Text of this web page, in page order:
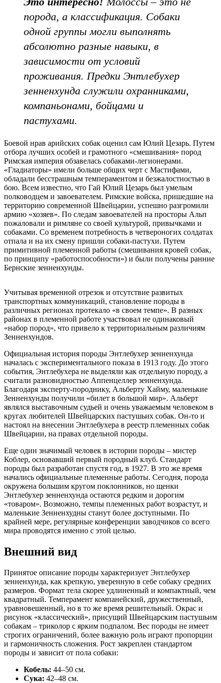
порода, а классификация. Собаки
одной группы могли выполнять
абсолютно разные навыки, в
зависимости от условий
проживания. Предки Энтлебухер
зенненхунда служили охранниками,
компаньонами, бойцами и
пастухами.
Боевой нрав арийских собак оценил сам Юлий Цезарь. Путем
отбора лучших особей и грамотного «смешивания» пород
Римская империя обзавелась собаками-легионерами.
«Гладиаторы» имели больше общих черт с Мастифами,
обладали бесстрашным темпераментом и безжалостностью в
бою. Всем известно, что Гай Юлий Цезарь был умелым
полководцем и завоевателем. Римские войска, пришедшие на
территорию современной Швейцарии, успешно разгромили
армию «хозяев». По следам завоевателей на просторы Альп
пожаловали и римляне со своей культурой, привычками и
собаками. Со временем потребность в четвероногих солдатах
отпала и на их смену пришли собаки-пастухи. Путем
примитивной племенной работы (смешивания кровей собак,
по принципу «работоспособности») и были получены ранние
Бернские зенненхунды.
Учитывая временной отрезок и отсутствие развитых
транспортных коммуникаций, становление породы в
различных регионах протекало «в своем темпе». В разных
районах в племенной работе участвовал не одинаковый
«набор пород», что привело к территориальным различиям
Зенненхундов.
Официальная история породы Энтлебухер зенненхунда
началась с экспериментального показа в 1913 году. До этого
события, Энтлебухера не выделяли как отдельную породу, а
считали разновидностью Аппенцеллер зенненхунда.
Благодаря эксперту-породнику, Альберту Хайму, маленькие
Зенненхунды получили «билет в большой мир». Альберт
являлся выставочным судьей и очень уважаемым человеком в
кругах любителей Швейцарских пастушьих собак. Он-то и
настоял на внесении Энтлебухера в реестр племенных собак
Швейцарии, на правах отдельной породы.
Еще один значимый человек в истории породы – мистер
Коблер, основавший первый породный клуб. Стандарт
породы был разработан спустя год, в 1927. В это же время
начались официальные племенные работы. Сегодня, порода
окружена большим кругом поклонников, но щенки
Энтлебухер зенненхунда остаются редким и дорогим
«товаром». Возможно, темпы племенных работ возрастут, и
маленькие Зенненхудны станут более доступными. По
крайней мере, регулярные конференции заводчиков со всего
мира проводятся именно с этой целью.
Внешний вид
Принятое описание породы характеризует Энтлебухер
зенненхунда, как крепкую, уверенную в себе собаку средних
размеров. Формат тела скорее удлиненный и компактный, чем
квадратный. Темперамент компанейский, дружественный,
уравновешенный, но в то же время решительный. Окрас и
рисунок «классический», присущий Швейцарским пастушьим
собакам – триколор с ярким подпалом. Вес породы не имеет
строгих ограничений, более важную роль играют пропорции
и гармоничность сложения. Рост закреплен стандартом
породы и зависит от пола собаки:
Кобель: 44–50 см.
Сука: 42–48 см.